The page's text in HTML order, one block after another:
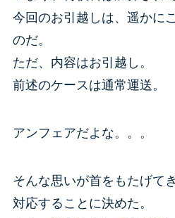
今回のお引越しは、遥かに
のだ。
ただ、内容はお引越し。
前述のケースは通常運送。
アンフェアだよな。。。
そんな思いが首をもたげて
対応することに決めた。